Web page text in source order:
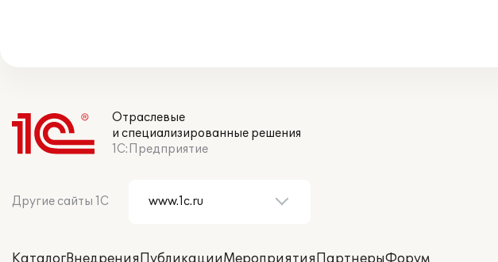
Отраслевые
и специализированные решения
1С:Предприятие
Другие сайты 1С
КаталогВнедрения ПубликацииМероприятия ПартнерыФорум